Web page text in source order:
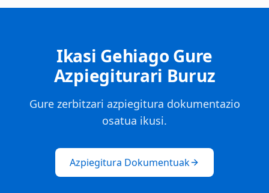
Ikasi Gehiago Gure
Azpiegiturari Buruz
Gure zerbitzari azpiegitura dokumentazio
osatua ikusi.
Azpiegitura Dokumentuak